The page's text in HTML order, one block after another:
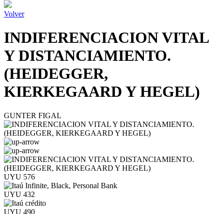
Volver
INDIFERENCIACION VITAL
Y DISTANCIAMIENTO.
(HEIDEGGER,
KIERKEGAARD Y HEGEL)
GUNTER FIGAL
UYU 576
UYU 432
UYU 490